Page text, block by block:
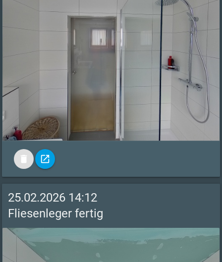
delete open_in_new
25.02.2026 14:12
Fliesenleger fertig